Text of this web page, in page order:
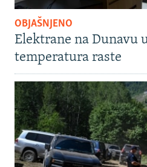
OBJAŠNJENO
Elektrane na Dunavu
temperatura raste